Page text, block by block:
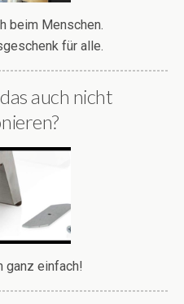
beim Menschen.
für alle.
auch nicht
ganz einfach!